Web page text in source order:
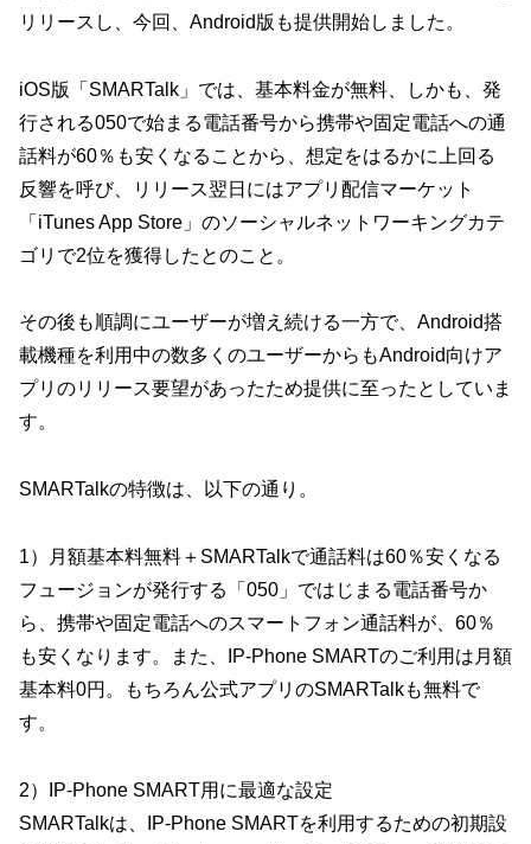
リリースし、今回、Android版も提供開始しました。
iOS版「SMARTalk」では、基本料金が無料、しかも、発
行される050で始まる電話番号から携帯や固定電話への通
話料が60％も安くなることから、想定をはるかに上回る
反響を呼び、リリース翌日にはアプリ配信マーケット
「iTunes App Store」のソーシャルネットワーキングカテ
ゴリで2位を獲得したとのこと。
その後も順調にユーザーが増え続ける一方で、Android搭
載機種を利用中の数多くのユーザーからもAndroid向けア
プリのリリース要望があったため提供に至ったとしていま
す。
SMARTalkの特徴は、以下の通り。
1）月額基本料無料＋SMARTalkで通話料は60％安くなる
フュージョンが発行する「050」ではじまる電話番号か
ら、携帯や固定電話へのスマートフォン通話料が、60％
も安くなります。また、IP-Phone SMARTのご利用は月額
基本料0円。もちろん公式アプリのSMARTalkも無料で
す。
2）IP-Phone SMART用に最適な設定
SMARTalkは、IP-Phone SMARTを利用するための初期設